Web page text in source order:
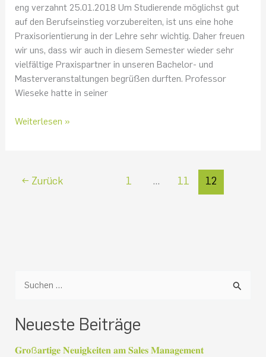
eng verzahnt 25.01.2018 Um Studierende möglichst gut
auf den Berufseinstieg vorzubereiten, ist uns eine hohe
Praxisorientierung in der Lehre sehr wichtig. Daher freuen
wir uns, dass wir auch in diesem Semester wieder sehr
vielfältige Praxispartner in unseren Bachelor- und
Masterveranstaltungen begrüßen durften. Professor
Wieseke hatte in seiner
Weiterlesen »
← Zurück 1 … 11 12
c
h
Neueste Beiträge
𝐆𝐫𝐨ß𝐚𝐫𝐭𝐢𝐠𝐞 𝐍𝐞𝐮𝐢𝐠𝐤𝐞𝐢𝐭𝐞𝐧 𝐚𝐦 𝐒𝐚𝐥𝐞𝐬 𝐌𝐚𝐧𝐚𝐠𝐞𝐦𝐞𝐧𝐭